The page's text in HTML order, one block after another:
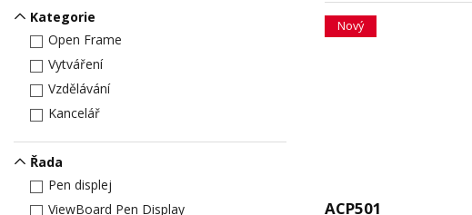
Kategorie
Open Frame
Vytváření
Vzdělávání
Kancelář
Řada
Pen displej
ViewBoard Pen Display
Nový
ACP501